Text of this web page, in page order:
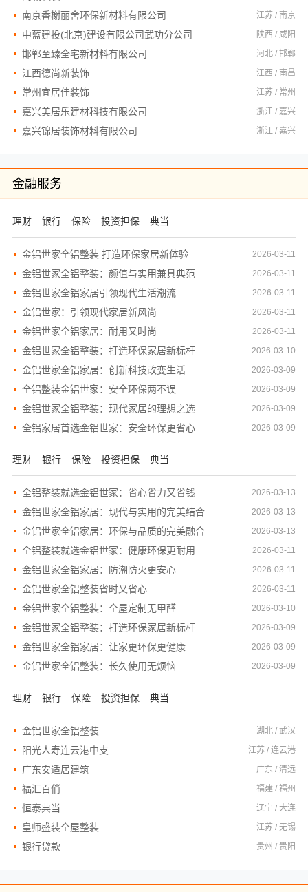
南京香榭丽舍环保新材料有限公司 江苏 / 南京
中蓝建投(北京)建设有限公司武功分公司 陕西 / 咸阳
邯郸至臻全宅新材料有限公司 河北 / 邯郸
江西德尚新装饰 江西 / 南昌
常州宜居佳装饰 江苏 / 常州
嘉兴美居乐建材科技有限公司 浙江 / 嘉兴
嘉兴锦居装饰材料有限公司 浙江 / 嘉兴
金融服务
理财 银行 保险 投资担保 典当
金铝世家全铝整装 打造环保家居新体验 2026-03-11
金铝世家全铝整装：颜值与实用兼具典范 2026-03-11
金铝世家全铝家居引领现代生活潮流 2026-03-11
金铝世家：引领现代家居新风尚 2026-03-11
金铝世家全铝家居：耐用又时尚 2026-03-11
金铝世家全铝整装：打造环保家居新标杆 2026-03-10
金铝世家全铝家居：创新科技改变生活 2026-03-09
全铝整装金铝世家：安全环保两不误 2026-03-09
金铝世家全铝整装：现代家居的理想之选 2026-03-09
全铝家居首选金铝世家：安全环保更省心 2026-03-09
理财 银行 保险 投资担保 典当
全铝整装就选金铝世家：省心省力又省钱 2026-03-13
金铝世家全铝家居：现代与实用的完美结合 2026-03-13
金铝世家全铝家居：环保与品质的完美融合 2026-03-13
全铝整装就选金铝世家：健康环保更耐用 2026-03-11
金铝世家全铝家居：防潮防火更安心 2026-03-11
金铝世家全铝整装省时又省心 2026-03-11
金铝世家全铝整装：全屋定制无甲醛 2026-03-10
金铝世家全铝整装：打造环保家居新标杆 2026-03-09
金铝世家全铝家居：让家更环保更健康 2026-03-09
金铝世家全铝整装：长久使用无烦恼 2026-03-09
理财 银行 保险 投资担保 典当
金铝世家全铝整装 湖北 / 武汉
阳光人寿连云港中支 江苏 / 连云港
广东安适居建筑 广东 / 清远
福汇百俏 福建 / 福州
恒泰典当 辽宁 / 大连
皇师盛装全屋整装 江苏 / 无锡
银行贷款 贵州 / 贵阳